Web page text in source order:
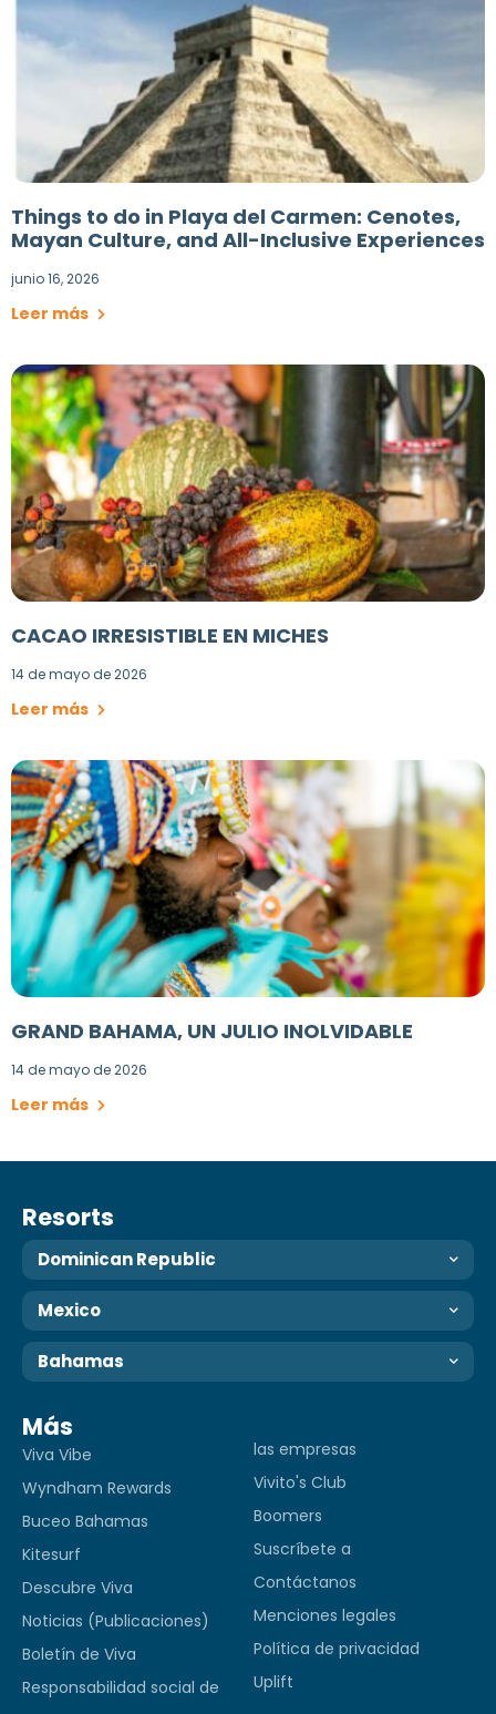
Things to do in Playa del Carmen: Cenotes,
Mayan Culture, and All-Inclusive Experiences
junio 16, 2026
Leer más
CACAO IRRESISTIBLE EN MICHES
14 de mayo de 2026
Leer más
GRAND BAHAMA, UN JULIO INOLVIDABLE
14 de mayo de 2026
Leer más
Resorts
Dominican Republic
Mexico
Bahamas
Más
Viva Vibe
Wyndham Rewards
Buceo Bahamas
Kitesurf
Descubre Viva
Noticias (Publicaciones)
Boletín de Viva
Responsabilidad social de
las empresas
Vivito's Club
Boomers
Suscríbete a
Contáctanos
Menciones legales
Política de privacidad
Uplift